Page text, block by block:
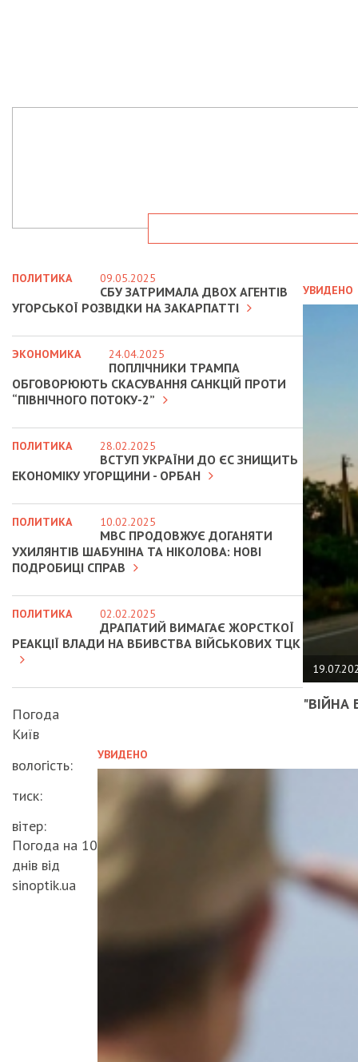
УВИДЕНО
"ВІЙНА
УВИДЕНО
ПОЛИТИКА 09.05.2025
СБУ ЗАТРИМАЛА ДВОХ АГЕНТІВ
УГОРСЬКОЇ РОЗВІДКИ НА ЗАКАРПАТТІ
ЭКОНОМИКА 24.04.2025
ПОПЛІЧНИКИ ТРАМПА
ОБГОВОРЮЮТЬ СКАСУВАННЯ САНКЦІЙ ПРОТИ
“ПІВНІЧНОГО ПОТОКУ-2”
ПОЛИТИКА 28.02.2025
ВСТУП УКРАЇНИ ДО ЄС ЗНИЩИТЬ
ЕКОНОМІКУ УГОРЩИНИ - ОРБАН
ПОЛИТИКА 10.02.2025
МВС ПРОДОВЖУЄ ДОГАНЯТИ
УХИЛЯНТІВ ШАБУНІНА ТА НІКОЛОВА: НОВІ
ПОДРОБИЦІ СПРАВ
ПОЛИТИКА 02.02.2025
ДРАПАТИЙ ВИМАГАЄ ЖОРСТКОЇ
РЕАКЦІЇ ВЛАДИ НА ВБИВСТВА ВІЙСЬКОВИХ ТЦК
Погода
Київ
вологість:
тиск:
вітер:
Погода на 10
днів від
sinoptik.ua